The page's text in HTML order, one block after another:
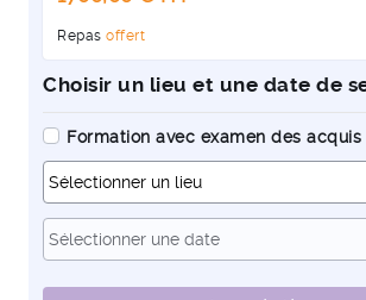
Repas offert
Choisir un lieu et une date de
Formation avec examen des acquis
Sélectionner une date